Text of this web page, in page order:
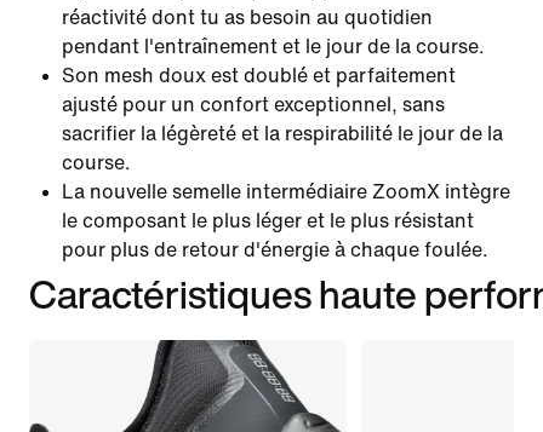
réactivité dont tu as besoin au quotidien
pendant l'entraînement et le jour de la course.
Son mesh doux est doublé et parfaitement
ajusté pour un confort exceptionnel, sans
sacrifier la légèreté et la respirabilité le jour de la
course.
La nouvelle semelle intermédiaire ZoomX intègre
le composant le plus léger et le plus résistant
pour plus de retour d'énergie à chaque foulée.
Caractéristiques haute